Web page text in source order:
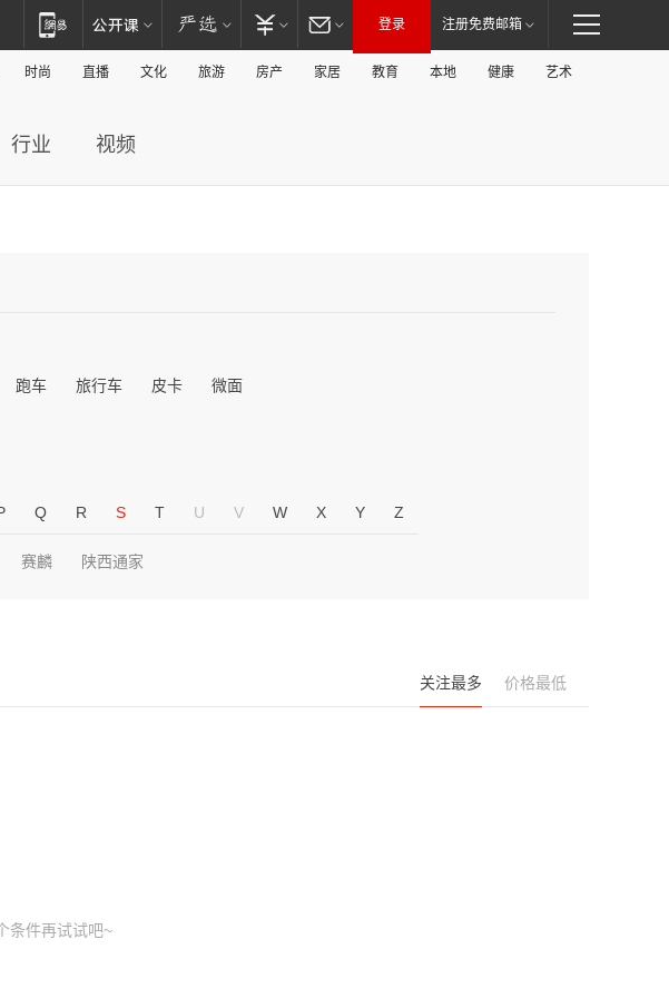
登录 注册免费邮箱
时尚 直播 文化 旅游 房产 家居 教育 本地 健康 艺术
行业 视频
跑车 旅行车 皮卡 微面
Q R S T U V W X Y Z
赛麟 陕西通家
关注最多 价格最低
条件再试试吧~